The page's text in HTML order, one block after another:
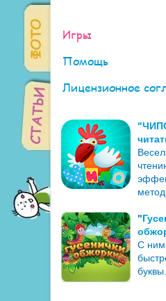
Игры
Помощь
Лицензионное
"
С
буквы.